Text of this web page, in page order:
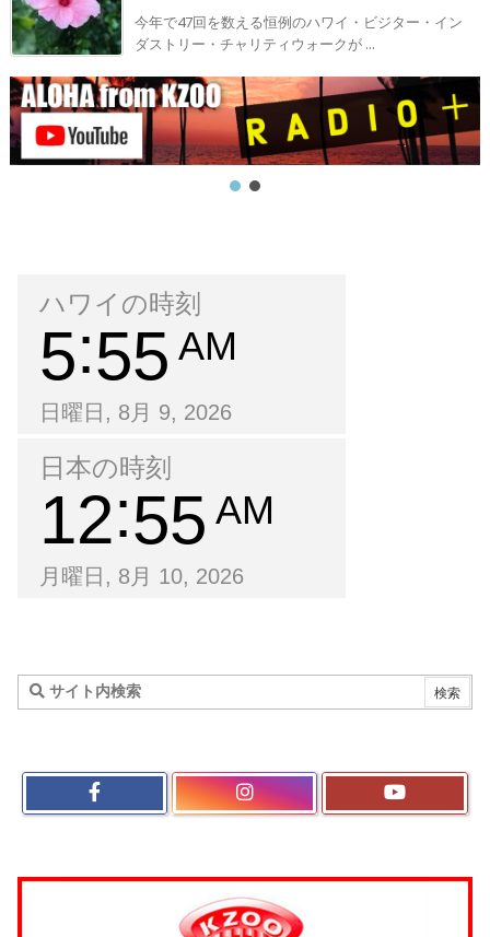
今年で47回を数える恒例のハワイ・ビジター・イン
ダストリー・チャリティウォークが ...
ハワイの時刻
5 55 AM
日曜日, 8月 9, 2026
日本の時刻
12 55 AM
月曜日, 8月 10, 2026